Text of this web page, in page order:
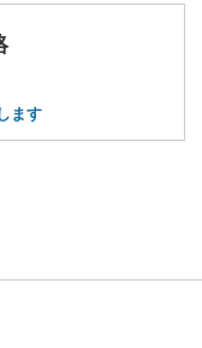
ます